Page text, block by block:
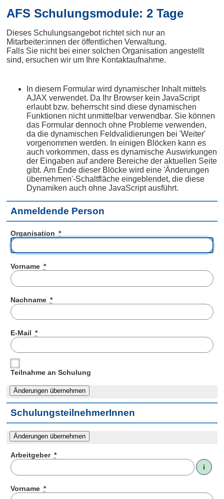
AFS Schulungsmodule: 2 Tage
Dieses Schulungsangebot richtet sich nur an
Mitarbeiter:innen der öffentlichen Verwaltung.
Falls Sie nicht bei einer solchen Organisation angestellt
sind, ersuchen wir um Ihre Kontaktaufnahme.
In diesem Formular wird dynamischer Inhalt mittels
AJAX verwendet. Da Ihr Browser kein JavaScript
erlaubt bzw. beherrscht sind diese dynamischen
Funktionen nicht unmittelbar verwendbar. Sie können
das Formular dennoch ohne Probleme verwenden,
da die dynamischen Feldvalidierungen bei 'Weiter'
vorgenommen werden. In einigen Blöcken kann es
auch vorkommen, dass es dynamische Auswirkungen
der Eingaben auf andere Bereiche der aktuellen Seite
gibt. Am Ende dieser Blöcke wird eine 'Änderungen
übernehmen'-Schaltfläche eingeblendet, die diese
Dynamiken auch ohne JavaScript ausführt.
Anmeldende Person
Organisation *
Vorname *
Nachname *
E-Mail *
Teilnahme an Schulung
SchulungsteilnehmerInnen
Arbeitgeber *
i
Vorname *